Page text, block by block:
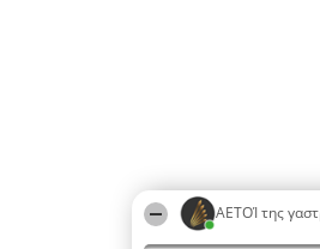
ΑΕΤΟΊ της